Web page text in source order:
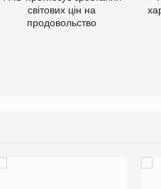
світових цін на
продовольство